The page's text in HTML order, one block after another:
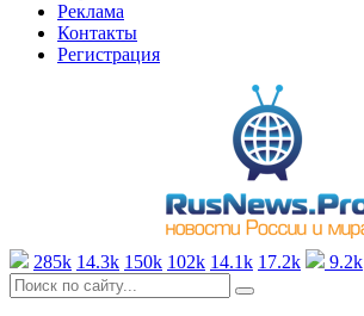
Реклама
Контакты
Регистрация
285k 14.3k 150k 102k 14.1k 17.2k 9.2k